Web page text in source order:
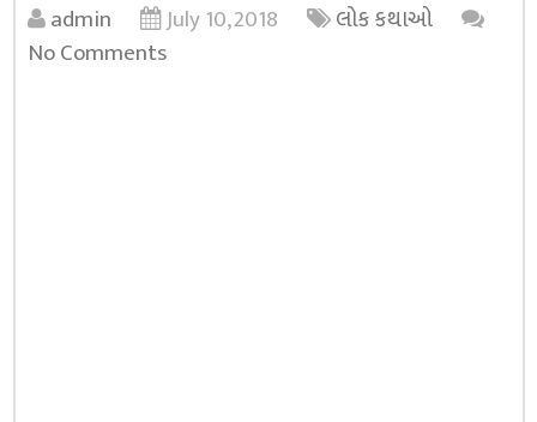
admin July 10, 2018
લોક કથાઓ
No Comments